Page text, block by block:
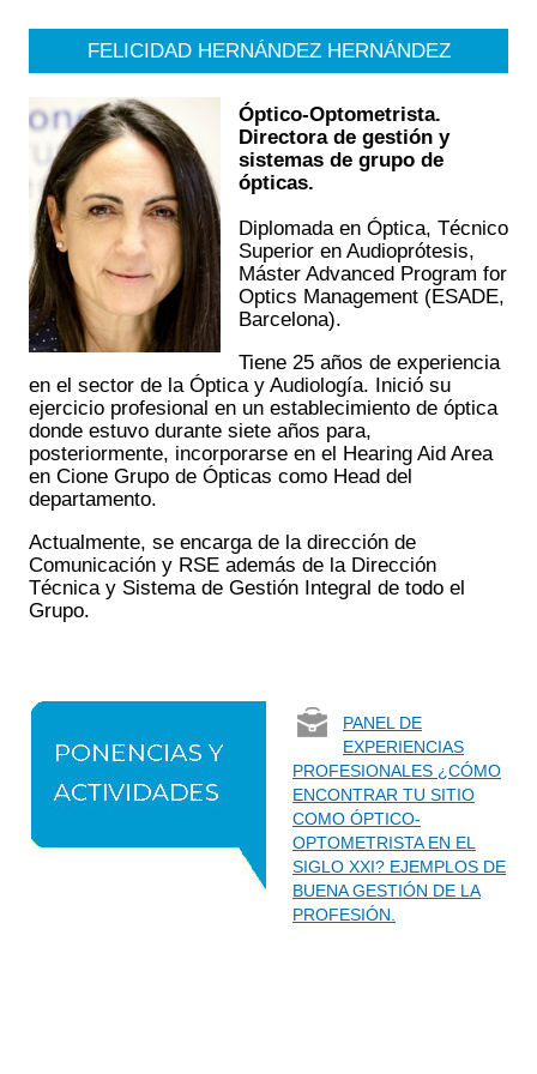
FELICIDAD HERNÁNDEZ HERNÁNDEZ
Óptico-Optometrista.
Directora de gestión y
sistemas de grupo de
ópticas.
Diplomada en Óptica, Técnico
Superior en Audioprótesis,
Máster Advanced Program for
Optics Management (ESADE,
Barcelona).
Tiene 25 años de experiencia
en el sector de la Óptica y Audiología. Inició su
ejercicio profesional en un establecimiento de óptica
donde estuvo durante siete años para,
posteriormente, incorporarse en el Hearing Aid Area
en Cione Grupo de Ópticas como Head del
departamento.
Actualmente, se encarga de la dirección de
Comunicación y RSE además de la Dirección
Técnica y Sistema de Gestión Integral de todo el
Grupo.
PANEL DE
EXPERIENCIAS
PROFESIONALES ¿CÓMO
ENCONTRAR TU SITIO
COMO ÓPTICO-
OPTOMETRISTA EN EL
SIGLO XXI? EJEMPLOS DE
BUENA GESTIÓN DE LA
PROFESIÓN.